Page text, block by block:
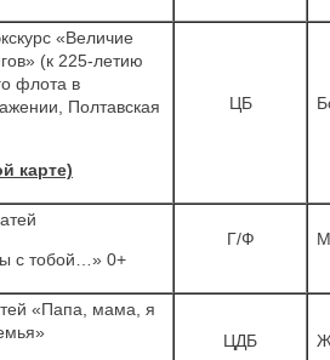
«Величие
(к 225-летию
флота в
Полтавская
карте)
ЦБ
с тобой…» 0+
Г/Ф
«Папа, мама, я
ЦДБ